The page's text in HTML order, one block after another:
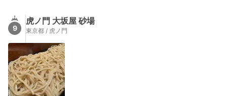
9
虎ノ門 大坂屋 砂場
東京都 / 虎ノ門